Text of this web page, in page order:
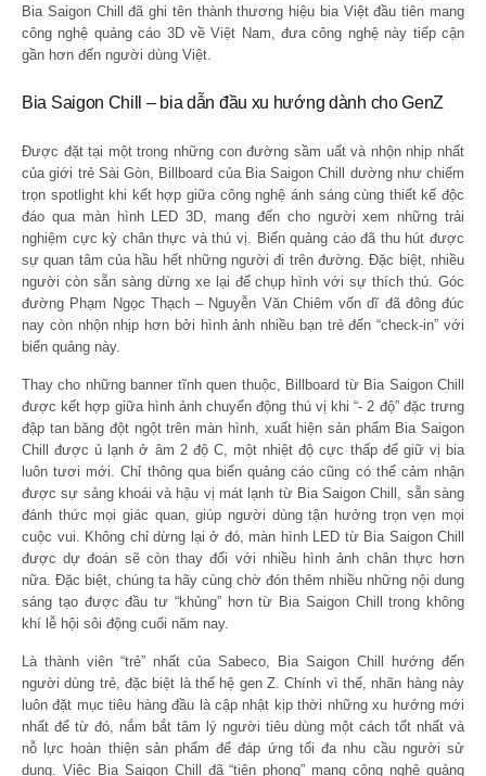
Bia Saigon Chill đã ghi tên thành thương hiệu bia Việt đầu tiên mang
công nghệ quảng cáo 3D về Việt Nam, đưa công nghệ này tiếp cận
gần hơn đến người dùng Việt.
Bia Saigon Chill – bia dẫn đầu xu hướng dành cho GenZ
Được đặt tại một trong những con đường sầm uất và nhộn nhịp nhất
của giới trẻ Sài Gòn, Billboard của Bia Saigon Chill dường như chiếm
trọn spotlight khi kết hợp giữa công nghệ ánh sáng cùng thiết kế độc
đáo qua màn hình LED 3D, mang đến cho người xem những trải
nghiệm cực kỳ chân thực và thú vị. Biển quảng cáo đã thu hút được
sự quan tâm của hầu hết những người đi trên đường. Đặc biệt, nhiều
người còn sẵn sàng dừng xe lại để chụp hình với sự thích thú. Góc
đường Phạm Ngọc Thạch – Nguyễn Văn Chiêm vốn dĩ đã đông đúc
nay còn nhộn nhịp hơn bởi hình ảnh nhiều bạn trẻ đến “check-in” với
biển quảng này.
Thay cho những banner tĩnh quen thuộc, Billboard từ Bia Saigon Chill
được kết hợp giữa hình ảnh chuyển động thú vị khi “- 2 độ” đặc trưng
đập tan băng đột ngột trên màn hình, xuất hiện sản phẩm Bia Saigon
Chill được ủ lạnh ở âm 2 độ C, một nhiệt độ cực thấp để giữ vị bia
luôn tươi mới. Chỉ thông qua biển quảng cáo cũng có thể cảm nhận
được sự sảng khoái và hậu vị mát lạnh từ Bia Saigon Chill, sẵn sàng
đánh thức mọi giác quan, giúp người dùng tận hưởng trọn vẹn mọi
cuộc vui. Không chỉ dừng lại ở đó, màn hình LED từ Bia Saigon Chill
được dự đoán sẽ còn thay đổi với nhiều hình ảnh chân thực hơn
nữa. Đặc biệt, chúng ta hãy cùng chờ đón thêm nhiều những nội dung
sáng tạo được đầu tư “khủng” hơn từ Bia Saigon Chill trong không
khí lễ hội sôi động cuối năm nay.
Là thành viên “trẻ” nhất của Sabeco, Bia Saigon Chill hướng đến
người dùng trẻ, đặc biệt là thế hệ gen Z. Chính vì thế, nhãn hàng này
luôn đặt mục tiêu hàng đầu là cập nhật kịp thời những xu hướng mới
nhất để từ đó, nắm bắt tâm lý người tiêu dùng một cách tốt nhất và
nỗ lực hoàn thiện sản phẩm để đáp ứng tối đa nhu cầu người sử
dụng. Việc Bia Saigon Chill đã “tiên phong” mang công nghệ quảng